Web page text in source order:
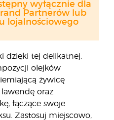
dzięki tej delikatnej,
olejków
żywicę
oraz
łączące swoje
Zastosuj miejscowo,
wyłącznie dla
Partnerów lub
lojalnościowego